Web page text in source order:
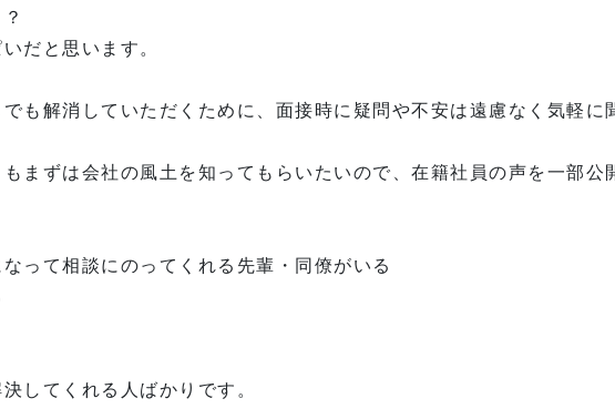
だと思います。
も解消していただくために、面接時に疑問や不安は遠慮なく気軽に
まずは会社の風土を知ってもらいたいので、在籍社員の声を一部公
って相談にのってくれる先輩・同僚がいる
してくれる人ばかりです。